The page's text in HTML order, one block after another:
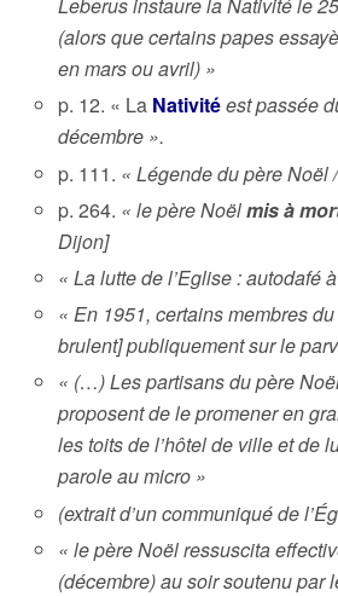
Leberus instaure la Nativité le
(alors que certains papes
en mars ou avril) »
p. 12. « La Nativitéest passée
décembre ».
p. 111. « Légende du père Noël
p. 264. « le père Noëlmis à
Dijon]
« La lutte de l’Eglise : autodafé
« En 1951, certains membres
brulent] publiquement sur le
« (…) Les partisans du père
proposent de le promener en
les toits de l’hôtel de ville et de
parole au micro »
(extrait d’un communiqué de
« le père Noël ressuscita
(décembre) au soir soutenu par